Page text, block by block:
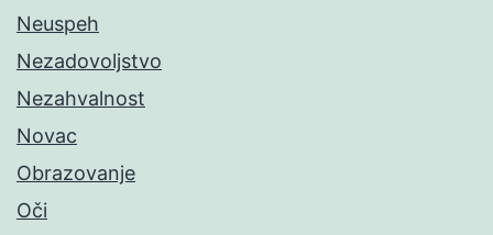
Neuspeh
Nezadovoljstvo
Nezahvalnost
Novac
Obrazovanje
Oči